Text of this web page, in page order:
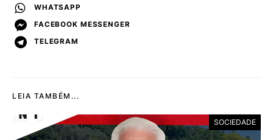
WHATSAPP
FACEBOOK MESSENGER
TELEGRAM
LEIA TAMBÉM...
SOCIEDADE